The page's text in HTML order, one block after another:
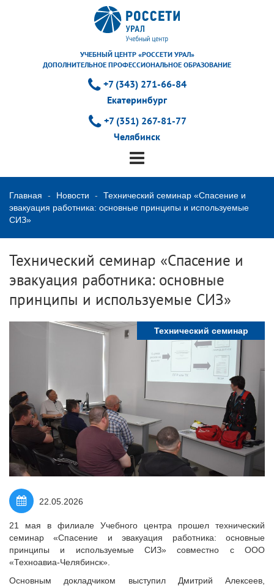
УЧЕБНЫЙ ЦЕНТР «РОССЕТИ УРАЛ»
ДОПОЛНИТЕЛЬНОЕ ПРОФЕССИОНАЛЬНОЕ ОБРАЗОВАНИЕ
+7 (343) 271-66-84
Екатеринбург
+7 (351) 267-81-77
Челябинск
Главная Новости
Технический семинар «Спасение и
эвакуация работника: основные принципы и используемые
СИЗ»
Технический семинар «Спасение и
эвакуация работника: основные
принципы и используемые СИЗ»
Технический семинар
22.05.2026
21 мая в филиале Учебного центра прошел технический
семинар «Спасение и эвакуация работника: основные
принципы и используемые СИЗ» совместно с ООО
«Техноавиа-Челябинск».
Основным докладчиком выступил Дмитрий Алексеев,